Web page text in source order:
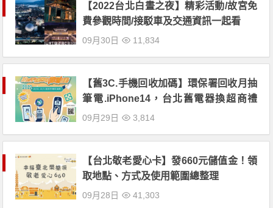
【2022台北白晝之夜】精彩活動/故宮免
費參觀時間/接駁車及交通資訊一起看
09月30日 11,834
【舊3C.手機回收加碼】環保署回收月抽
筆電.iPhone14，台北舊電器換超商禮
券！
09月29日 3,814
【台北敬老愛心卡】發660元儲值金！領
取地點、方式及使用範圍總整理
09月28日 41,303